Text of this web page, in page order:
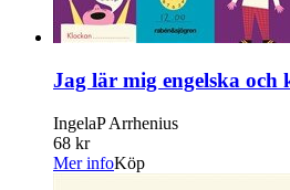
Jag lär mig engelska och
IngelaP Arrhenius
68 kr
Mer infoKöp